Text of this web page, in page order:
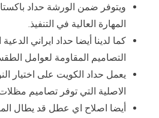
ويتوفر ضمن الورشة حداد
المهارة العالية في التنفيذ.
كما لدينا أيضا حداد ايراني
التصاميم المقاومة لعوامل
يعمل حداد الكويت على اختيار
الاصلية التي توفر تصاميم
أيضا اصلاح اي عطل قد يطال